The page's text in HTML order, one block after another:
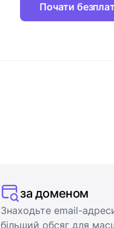
Почати
за доменом
Знаходьте email-
більший обсяг для